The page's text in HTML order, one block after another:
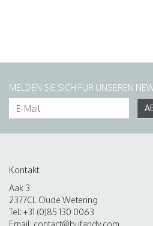
MELDEN SIE SICH FÜR UNSEREN
Kontakt
Aak 3
2377CL Oude Wetering
Tel: +31 (0)85 130 0063
Email: contact@bufandy.com